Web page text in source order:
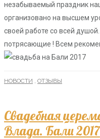
незабываемый праздник
организовано на высшем
своей работе со всей
потрясающие ! Всем
НОВОСТИ , ОТЗЫВЫ
Свадебная
Влада. Бали 2017